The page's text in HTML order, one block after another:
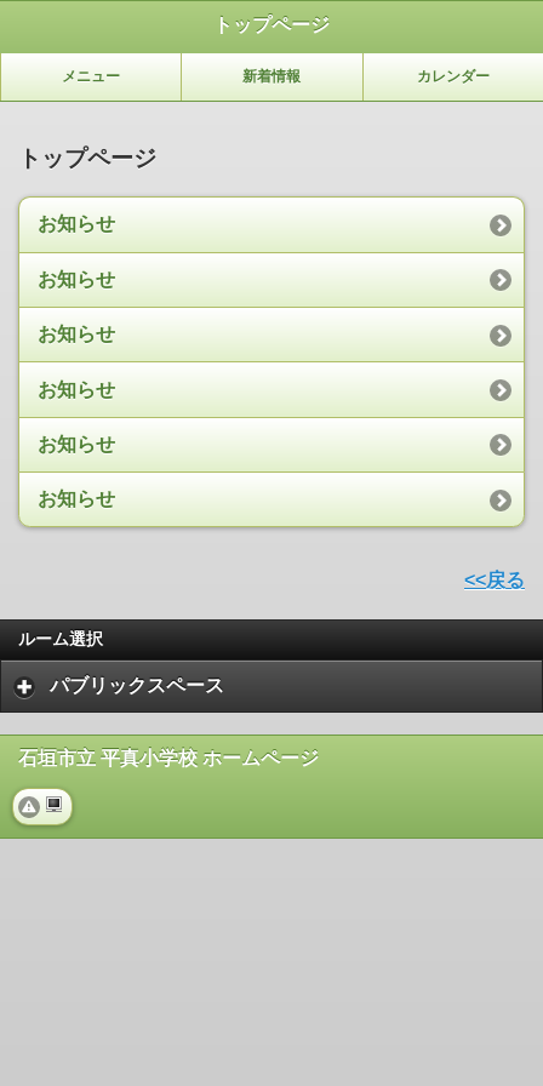
トップページ
メニュー 新着情報 カレンダー
トップページ
お知らせ
お知らせ
お知らせ
お知らせ
お知らせ
お知らせ
<<戻る
ルーム選択
パブリックスペース
石垣市立 平真小学校 ホームページ